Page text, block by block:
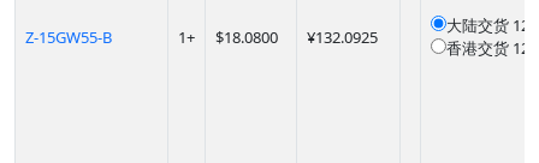
Z-15GW55-B 1+ $18.0800 ¥132.0925
大陆交货
香港交货